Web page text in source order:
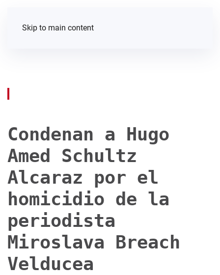
Skip to main content
Condenan a Hugo
Amed Schultz
Alcaraz por el
homicidio de la
periodista
Miroslava Breach
Velducea